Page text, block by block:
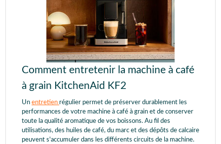
Comment entretenir la machine à café
à grain KitchenAid KF2
Un entretien régulier permet de préserver durablement les
performances de votre machine à café à grain et de conserver
toute la qualité aromatique de vos boissons. Au fil des
utilisations, des huiles de café, du marc et des dépôts de calcaire
peuvent s'accumuler dans les différents circuits de la machine.